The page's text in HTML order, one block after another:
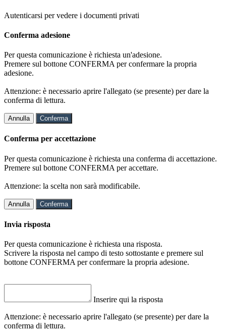
Autenticarsi per vedere i documenti privati
Conferma adesione
Per questa comunicazione è richiesta un'adesione.
Premere sul bottone CONFERMA per confermare la propria
adesione.
Attenzione: è necessario aprire l'allegato (se presente) per dare la
conferma di lettura.
Annulla Conferma
Conferma per accettazione
Per questa comunicazione è richiesta una conferma di accettazione.
Premere sul bottone CONFERMA per accettare.
Attenzione: la scelta non sarà modificabile.
Annulla Conferma
Invia risposta
Per questa comunicazione è richiesta una risposta.
Scrivere la risposta nel campo di testo sottostante e premere sul
bottone CONFERMA per confermare la propria adesione.
Inserire qui la risposta
Attenzione: è necessario aprire l'allegato (se presente) per dare la
conferma di lettura.